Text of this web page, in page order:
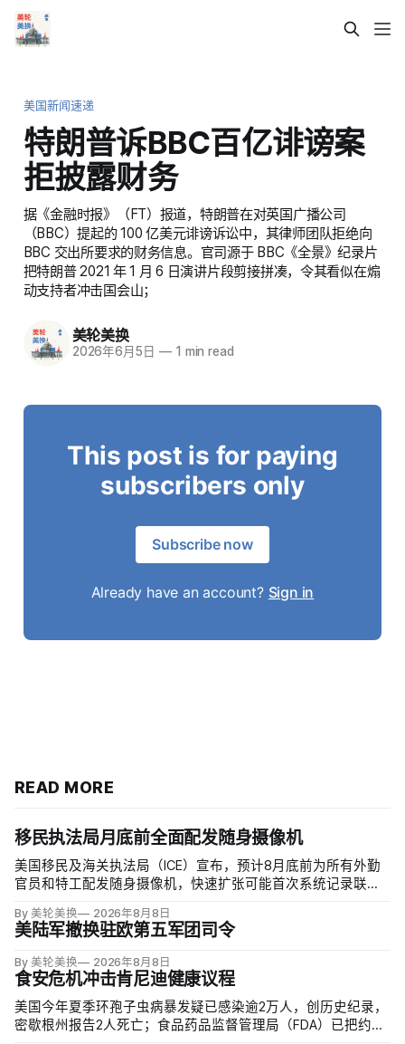
美国新闻速递
特朗普诉BBC百亿诽谤案
拒披露财务
据《金融时报》（FT）报道，特朗普在对英国广播公司
（BBC）提起的 100 亿美元诽谤诉讼中，其律师团队拒绝向
BBC 交出所要求的财务信息。官司源于 BBC《全景》纪录片
把特朗普 2021 年 1 月 6 日演讲片段剪接拼凑，令其看似在煽
动支持者冲击国会山；
美轮美换
2026年6月5日 —1 min read
This post is for paying
subscribers only
Subscribe now
Already have an account? Sign in
READ MORE
移民执法局月底前全面配发随身摄像机
美国移民及海关执法局（ICE）宣布，预计8月底前为所有外勤
官员和特工配发随身摄像机，快速扩张可能首次系统记录联邦
代理局长戴维·文图雷拉（David J. Venturella）称，涉及羁押中
重伤或死亡的录像若影响调查或隐私即…
By 美轮美换 2026年8月8日
美陆军撤换驻欧第五军团司令
By 美轮美换 2026年8月8日
食安危机冲击肯尼迪健康议程
美国今年夏季环孢子虫病暴发疑已感染逾2万人，创历史纪录，
密歇根州报告2人死亡；食品药品监督管理局（FDA）已把约